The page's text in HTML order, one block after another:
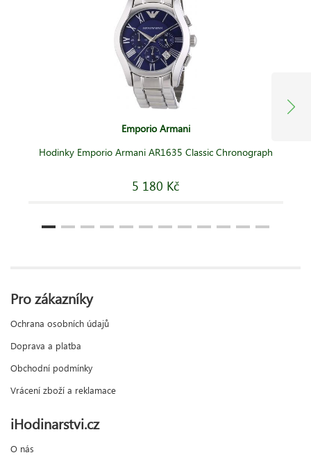
Emporio Armani
Hodinky Emporio Armani AR1635 Classic Chronograph
5 180 Kč
Pro zákazníky
Ochrana osobních údajů
Doprava a platba
Obchodní podmínky
Vrácení zboží a reklamace
iHodinarstvi.cz
O nás